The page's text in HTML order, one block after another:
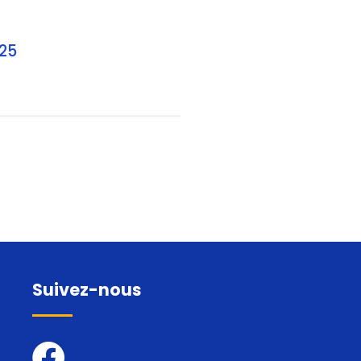
Suivez-nous